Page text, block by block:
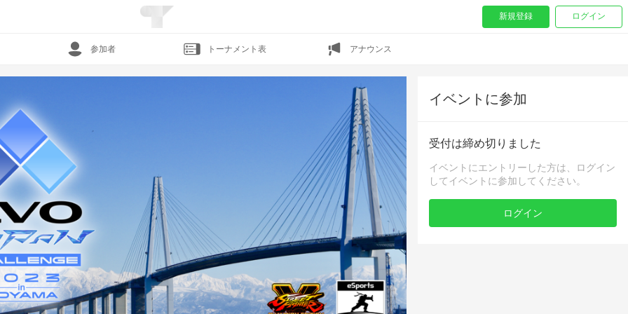
イベントに参加
受付は締め切りました
イベントにエントリーした方は、ログイン
してイベントに参加してください。
ログイン
参加者 トーナメント表 アナウンス
新規登録 ログイン